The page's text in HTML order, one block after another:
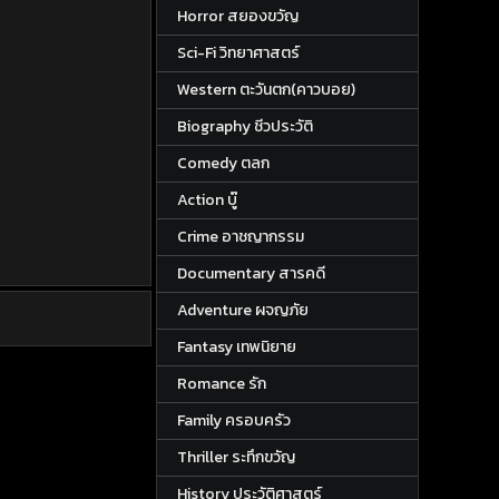
Horror สยองขวัญ
Sci-Fi วิทยาศาสตร์
Western ตะวันตก(คาวบอย)
Biography ชีวประวัติ
Comedy ตลก
Action บู๊
Crime อาชญากรรม
Documentary สารคดี
Adventure ผจญภัย
Fantasy เทพนิยาย
Romance รัก
Family ครอบครัว
Thriller ระทึกขวัญ
History ประวัติศาสตร์